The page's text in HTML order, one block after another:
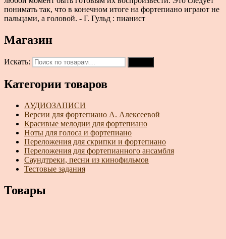
понимать так, что в конечном итоге на фортепиано играют не
пальцами, а головой. - Г. Гульд : пианист
Магазин
Искать:
Категории товаров
АУДИОЗАПИСИ
Версии для фортепиано А. Алексеевой
Красивые мелодии для фортепиано
Ноты для голоса и фортепиано
Переложения для скрипки и фортепиано
Переложения для фортепианного ансамбля
Саундтреки, песни из кинофильмов
Тестовые задания
Товары